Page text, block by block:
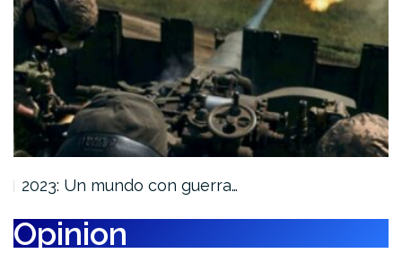
2023: Un mundo con guerra…
Opinion